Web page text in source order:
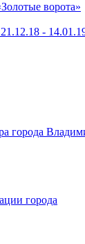
ворота»
-
города
города